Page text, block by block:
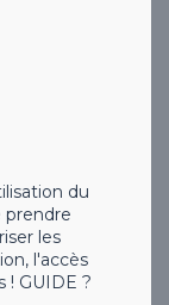
du
prendre
les
l'accès
! GUIDE ?